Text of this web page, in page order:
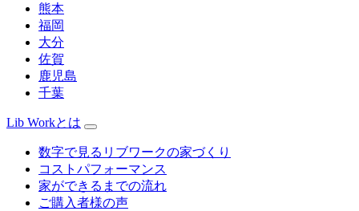
熊本
福岡
大分
佐賀
鹿児島
千葉
Lib Workとは
数字で見るリブワークの家づくり
コストパフォーマンス
家ができるまでの流れ
ご購入者様の声